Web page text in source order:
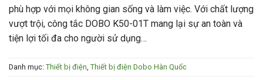
phù hợp với mọi không gian sống và làm việc. Với chất lượng
vượt trội, công tắc DOBO K50-01T mang lại sự an toàn và
tiện lợi tối đa cho người sử dụng…
Danh mục: Thiết bị điện, Thiết bị điện Dobo Hàn Quốc